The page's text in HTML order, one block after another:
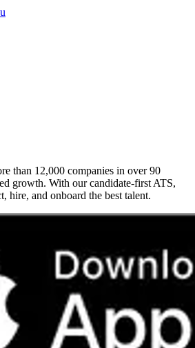
than 12,000 companies in over 90
growth. With our candidate-first ATS,
hire, and onboard the best talent.